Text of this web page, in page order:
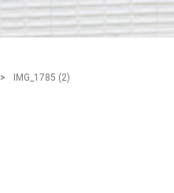
> IMG_1785 (2)